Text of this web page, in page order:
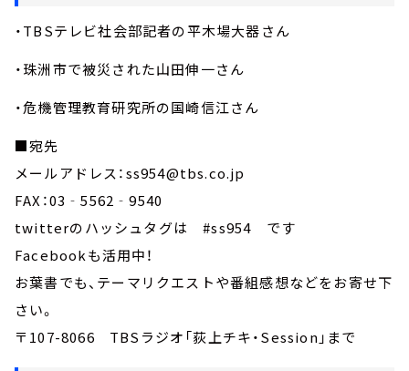
・TBSテレビ社会部記者の平木場大器さん
・珠洲市で被災された山田伸一さん
・危機管理教育研究所の国崎信江さん
■宛先
メールアドレス：ss954@tbs.co.jp
FAX：03‐5562‐9540
twitterのハッシュタグは #ss954 です
Facebookも活用中！
お葉書でも、テーマリクエストや番組感想などをお寄せ下
さい。
〒107-8066 TBSラジオ「荻上チキ・Session」まで